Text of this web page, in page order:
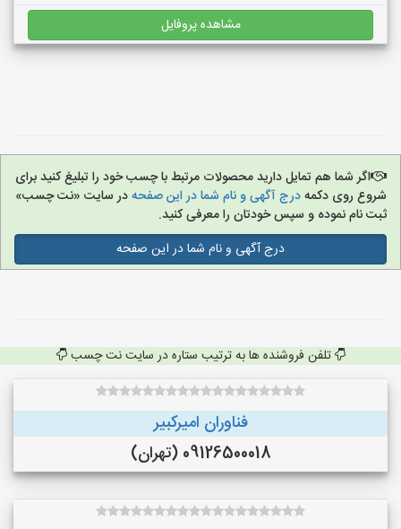
مشاهده پروفایل
اگر شما هم تمایل دارید محصولات مرتبط با چسب خود را تبلیغ کنید برای
شروع روی دکمهدرج آگهی و نام شما در این صفحهدر سایت «نت چسب»
ثبت نام نموده و سپس خودتان را معرفی کنید.
درج آگهی و نام شما در این صفحه
تلفن فروشنده ها به ترتیب ستاره در سایت نت چسب
فناوران امیرکبیر
09126500018 (تهران)